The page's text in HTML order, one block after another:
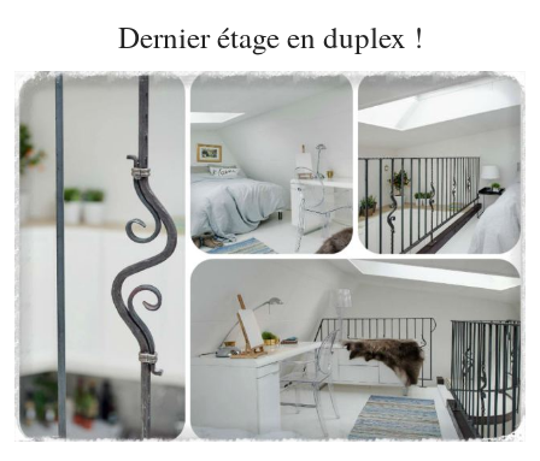
Dernier étage en duplex !